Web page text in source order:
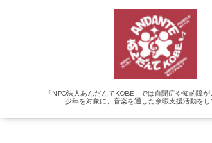
「NPO法人あんだんてKOBE」では自閉症や知的障
少年を対象に、音楽を通した余暇支援活動をし